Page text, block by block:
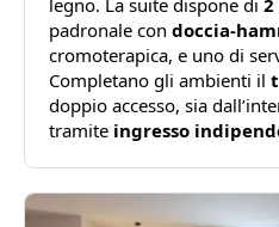
legno. La suite dispone di 2
padronale con doccia-
cromoterapica, e uno di
Completano gli ambienti il
doppio accesso, sia
tramite ingresso